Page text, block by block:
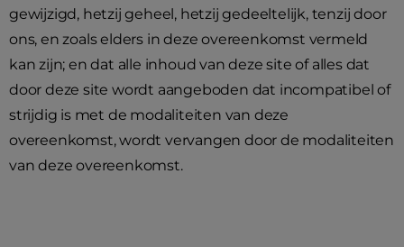
gewijzigd, hetzij geheel, hetzij gedeeltelijk, tenzij door
ons, en zoals elders in deze overeenkomst vermeld
kan zijn; en dat alle inhoud van deze site of alles dat
door deze site wordt aangeboden dat incompatibel of
strijdig is met de modaliteiten van deze
overeenkomst, wordt vervangen door de modaliteiten
van deze overeenkomst.